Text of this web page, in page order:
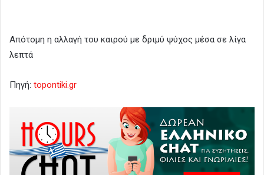
Απότομη η αλλαγή του καιρού με δριμύ ψύχος μέσα σε λίγα
λεπτά
Πηγή: topontiki.gr